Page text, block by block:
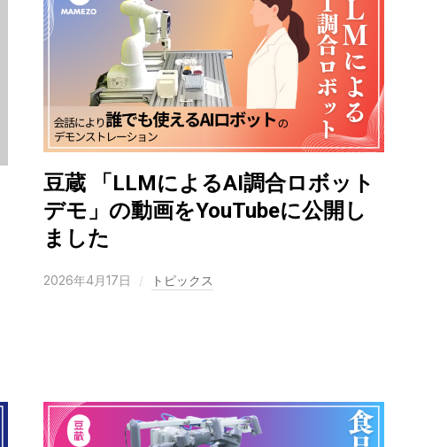
豆蔵 「LLMによるAI調合ロボット
デモ」の動画をYouTubeに公開し
ました
2026年4月17日 トピックス